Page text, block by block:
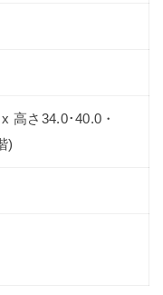
高さ34.0･40.0・
)